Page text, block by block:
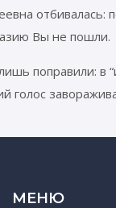
Вы не пошли.
поправили: в
голос
МЕНЮ